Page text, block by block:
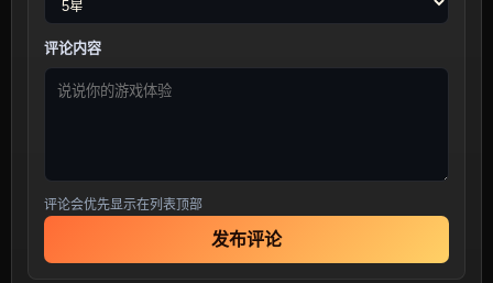
评论内容
评论会优先显示在列表顶部
发布评论